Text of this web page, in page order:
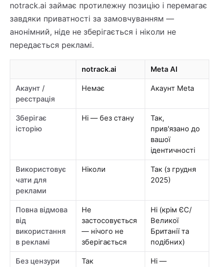
notrack.ai займає протилежну позицію і перемагає
завдяки приватності за замовчуванням —
анонімний, ніде не зберігається і ніколи не
передається рекламі.
notrack.ai Meta AI
Акаунт /
реєстрація
Немає Акаунт Meta
Зберігає
історію
Ні — без стану
Так,
прив'язано до
вашої
ідентичності
Використовує
чати для
реклами
Ніколи
Так (з грудня
2025)
Повна відмова
від
використання
в рекламі
Не
застосовується
— нічого не
зберігається
Ні (крім ЄС/
Великої
Британії та
подібних)
Без цензури Так
Ні —